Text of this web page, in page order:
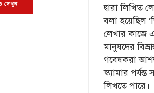
দেখুন
দ্বারা লিখিত
বলা হয়েছিল
লেখার কাজে
মানুষদের
গবেষকরা
স্ক্যামার
লিখতে পারে।